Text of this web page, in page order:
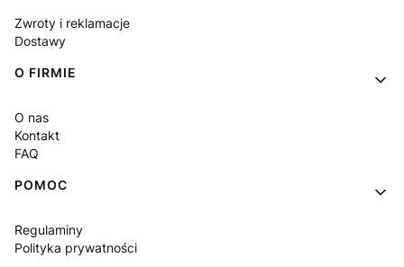
Zwroty i reklamacje
Dostawy
O FIRMIE
O nas
Kontakt
FAQ
POMOC
Regulaminy
Polityka prywatności